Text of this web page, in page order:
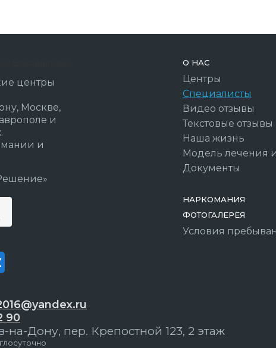
центры
Москве,
и
и
О НАС
Центры
Специалисты
Видео отзывы
Текстовые отзывы
Наша жизнь
Модель лечения
Документы
НАРКОМАНИЯ
ФОТОГАЛЕРЕЯ
Условия
90
на-Дону, пер. Крепостной 123, 2 этаж